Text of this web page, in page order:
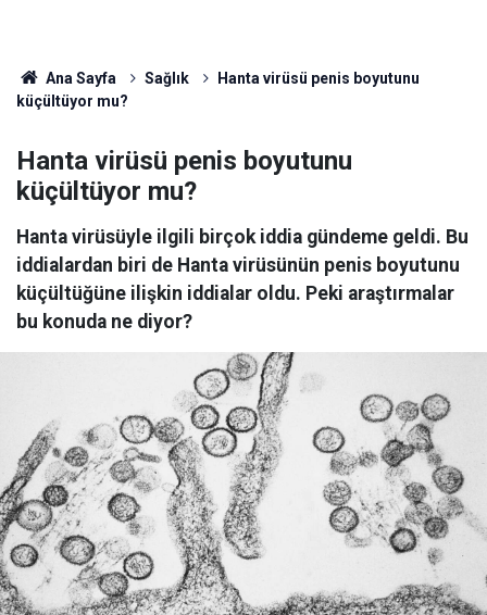
Ana Sayfa Sağlık
Hanta virüsü penis boyutunu
küçültüyor mu?
Hanta virüsü penis boyutunu
küçültüyor mu?
Hanta virüsüyle ilgili birçok iddia gündeme geldi. Bu
iddialardan biri de Hanta virüsünün penis boyutunu
küçültüğüne ilişkin iddialar oldu. Peki araştırmalar
bu konuda ne diyor?